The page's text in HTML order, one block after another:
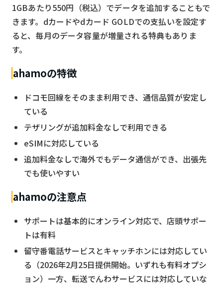
1GBあたり550円（税込）でデータを追加することもで
きます。dカードやdカード GOLDでの支払いを設定す
ると、毎月のデータ容量が増量される特典もありま
す。
ahamoの特徴
ドコモ回線をそのまま利用でき、通信品質が安定し
ている
テザリングが追加料金なしで利用できる
eSIMに対応している
追加料金なしで海外でもデータ通信ができ、出張先
でも使いやすい
ahamoの注意点
サポートは基本的にオンライン対応で、店頭サポー
トは有料
留守番電話サービスとキャッチホンには対応してい
る（2026年2月25日提供開始。いずれも有料オプシ
ョン）一方、転送でんわサービスには対応していな